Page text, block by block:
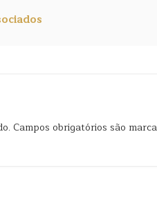
Campos obrigatórios são